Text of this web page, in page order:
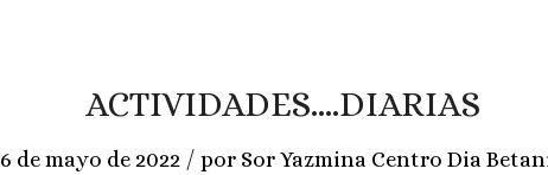
ACTIVIDADES….DIARIAS
6 de mayo de 2022 / por Sor Yazmina Centro Dia